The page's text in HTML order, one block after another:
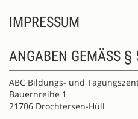
IMPRESSUM
ANGABEN GEMÄSS §
ABC Bildungs- und
Bauernreihe 1
21706 Drochtersen-Hüll